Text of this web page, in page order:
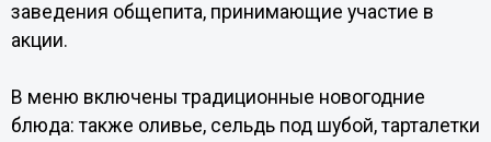
заведения общепита, принимающие участие в
акции.
В меню включены традиционные новогодние
блюда: также оливье, сельдь под шубой, тарталетки